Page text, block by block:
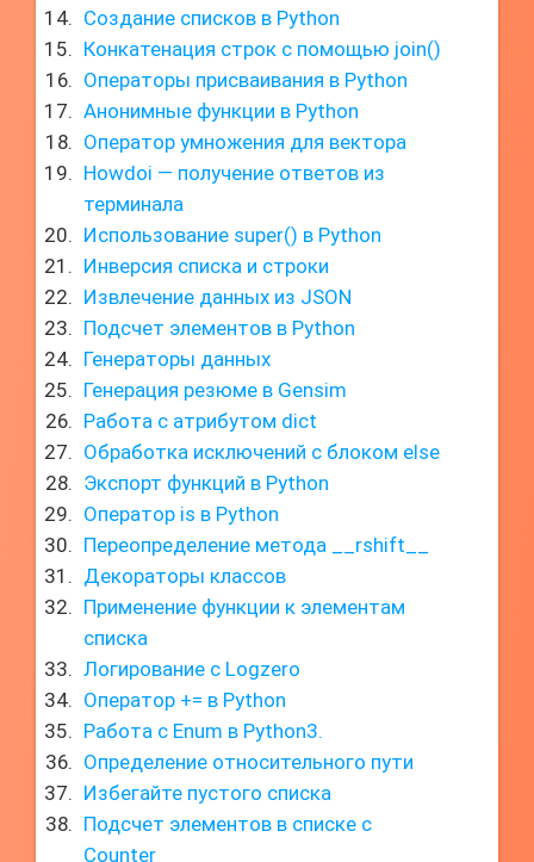
Создание списков в Python
Конкатенация строк с помощью join()
Операторы присваивания в Python
Анонимные функции в Python
Оператор умножения для вектора
Howdoi — получение ответов из
терминала
Использование super() в Python
Инверсия списка и строки
Извлечение данных из JSON
Подсчет элементов в Python
Генераторы данных
Генерация резюме в Gensim
Работа с атрибутом dict
Обработка исключений с блоком else
Экспорт функций в Python
Оператор is в Python
Переопределение метода __rshift__
Декораторы классов
Применение функции к элементам
списка
Логирование с Logzero
Оператор += в Python
Работа с Enum в Python3.
Определение относительного пути
Избегайте пустого списка
Подсчет элементов в списке с
Counter